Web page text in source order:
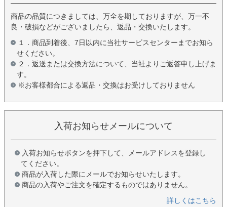
商品の品質につきましては、万全を期しておりますが、万一不
良・破損などがございましたら、返品・交換いたします。
１．商品到着後、7日以内に当社サービスセンターまでお知ら
せください。
２．返送または交換方法について、当社よりご返答申し上げま
す。
※お客様都合による返品・交換はお受けしておりません
入荷お知らせメールについて
入荷お知らせボタンを押下して、メールアドレスを登録し
てください。
商品が入荷した際にメールでお知らせいたします。
商品の入荷やご注文を確定するものではありません。
詳しくはこちら